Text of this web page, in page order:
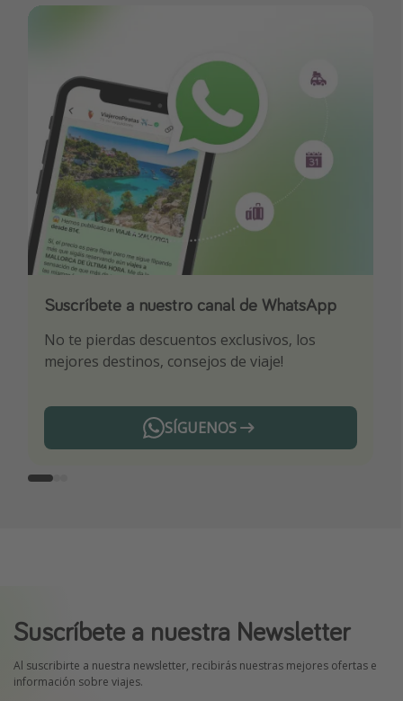
Suscríbete a nuestro canal de WhatsApp
No te pierdas descuentos exclusivos, los
mejores destinos, consejos de viaje!
SÍGUENOS
Descarga nuestra app
Sé el primero en reservar nuestros chollazos
¡Suscríbete a nuestro canal de Telegram!
¡Recibe las mejores ofertas seleccionadas para
ti por nuestros expertos en viajes
Telegram
Suscríbete a nuestra Newsletter
Al suscribirte a nuestra newsletter, recibirás nuestras mejores ofertas e
información sobre viajes.